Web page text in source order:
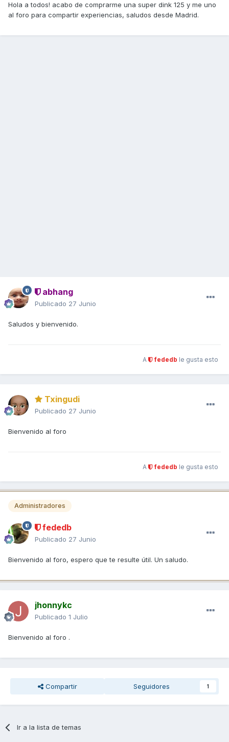
Hola a todos! acabo de comprarme una super dink 125 y me uno
al foro para compartir experiencias, saludos desde Madrid.
abhang
Publicado 27 Junio
Saludos y bienvenido.
A fededb le gusta esto
Txingudi
Publicado 27 Junio
Bienvenido al foro
A fededb le gusta esto
Administradores
fededb
Publicado 27 Junio
Bienvenido al foro, espero que te resulte útil. Un saludo.
jhonnykc
Publicado 1 Julio
Bienvenido al foro .
Compartir Seguidores 1
Ir a la lista de temas